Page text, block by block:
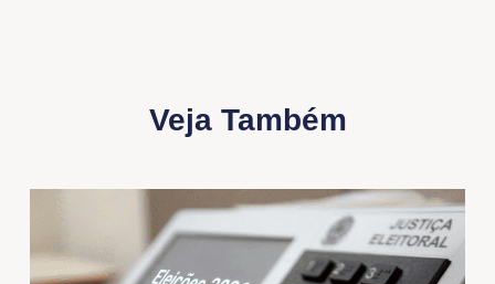
Veja Também